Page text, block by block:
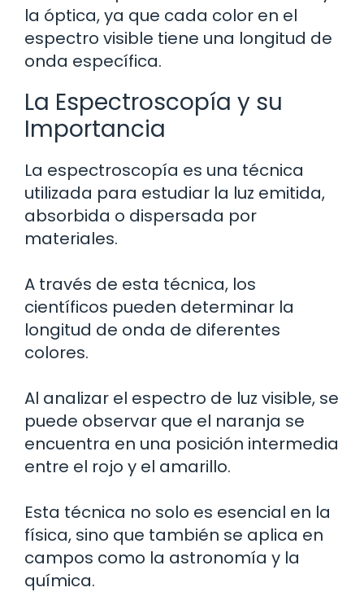
la óptica, ya que cada color en el
espectro visible tiene una longitud de
onda específica.
La Espectroscopía y su
Importancia
La espectroscopía es una técnica
utilizada para estudiar la luz emitida,
absorbida o dispersada por
materiales.
A través de esta técnica, los
científicos pueden determinar la
longitud de onda de diferentes
colores.
Al analizar el espectro de luz visible, se
puede observar que el naranja se
encuentra en una posición intermedia
entre el rojo y el amarillo.
Esta técnica no solo es esencial en la
física, sino que también se aplica en
campos como la astronomía y la
química.